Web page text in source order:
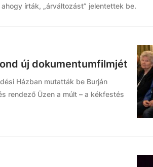
írták, „árváltozást” jelentettek be.
új dokumentumfilmjét
Házban mutatták be Burján
rendező Üzen a múlt – a kékfestés